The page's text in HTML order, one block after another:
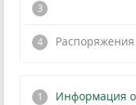
Информация о